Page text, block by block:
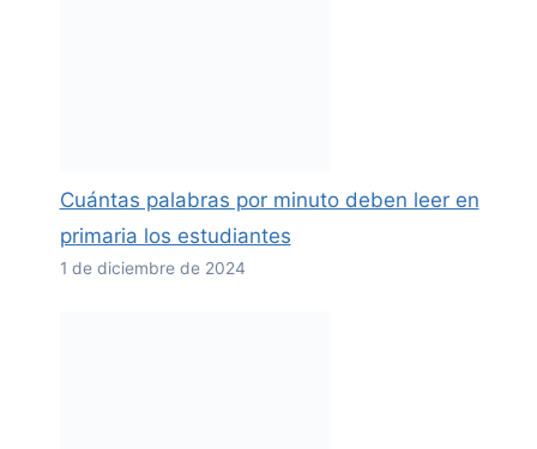
Cuántas palabras por minuto deben leer en
primaria los estudiantes
1 de diciembre de 2024